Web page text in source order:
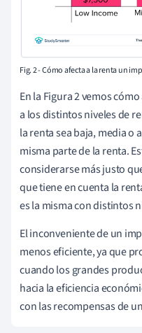
Fig. 2 - Cómo afecta a la renta un
En la Figura 2 vemos
a los distintos niveles de
la renta sea baja, media o
misma parte de la renta.
considerarse más justo
que tiene en cuenta la
es la misma con distintos
El inconveniente de un
menos eficiente, ya que
cuando los grandes
hacia la eficiencia
con las recompensas de